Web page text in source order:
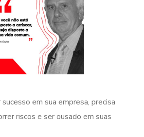
em sua empresa, precisa
riscos e ser ousado em suas